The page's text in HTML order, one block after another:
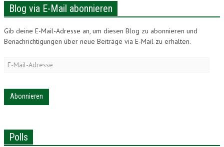
Blog via E-Mail abonnieren
Gib deine E-Mail-Adresse an, um diesen Blog zu abonnieren und
Benachrichtigungen über neue Beiträge via E-Mail zu erhalten.
E-
Polls